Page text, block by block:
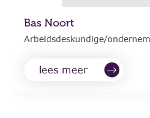
Bas Noort
Arbeidsdeskundige/
lees meer